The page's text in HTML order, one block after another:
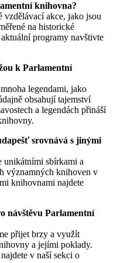
knihovna?
vzdělávací akce, jako jsou
na historické
programy navštivte
k Parlamentní
legendami, jako
obsahují tajemství
a legendách přináší
srovnává s jinými
unikátními sbírkami a
významných knihoven v
knihovnami najdete
návštěvu Parlamentní
přijet brzy a využít
a jejími poklady.
v naší sekci o